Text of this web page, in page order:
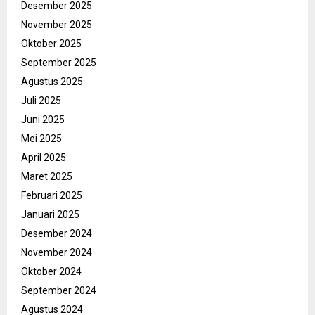
Desember 2025
November 2025
Oktober 2025
September 2025
Agustus 2025
Juli 2025
Juni 2025
Mei 2025
April 2025
Maret 2025
Februari 2025
Januari 2025
Desember 2024
November 2024
Oktober 2024
September 2024
Agustus 2024